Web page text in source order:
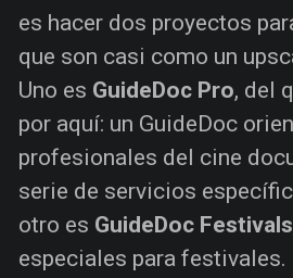
es hacer dos proyectos
que son casi como un
Uno es GuideDoc Pro, del
por aquí: un GuideDoc
profesionales del cine
serie de servicios
otro es GuideDoc Festivals
especiales para festivales.